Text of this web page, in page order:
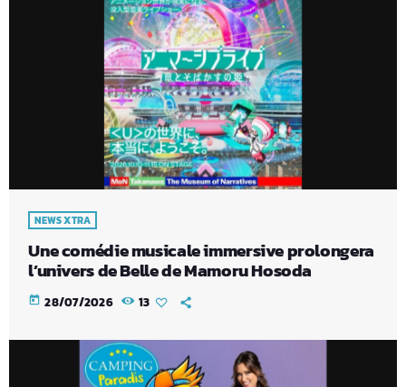
NEWS XTRA
Une comédie musicale immersive prolongera
l’univers de Belle de Mamoru Hosoda
today 28/07/2026 13